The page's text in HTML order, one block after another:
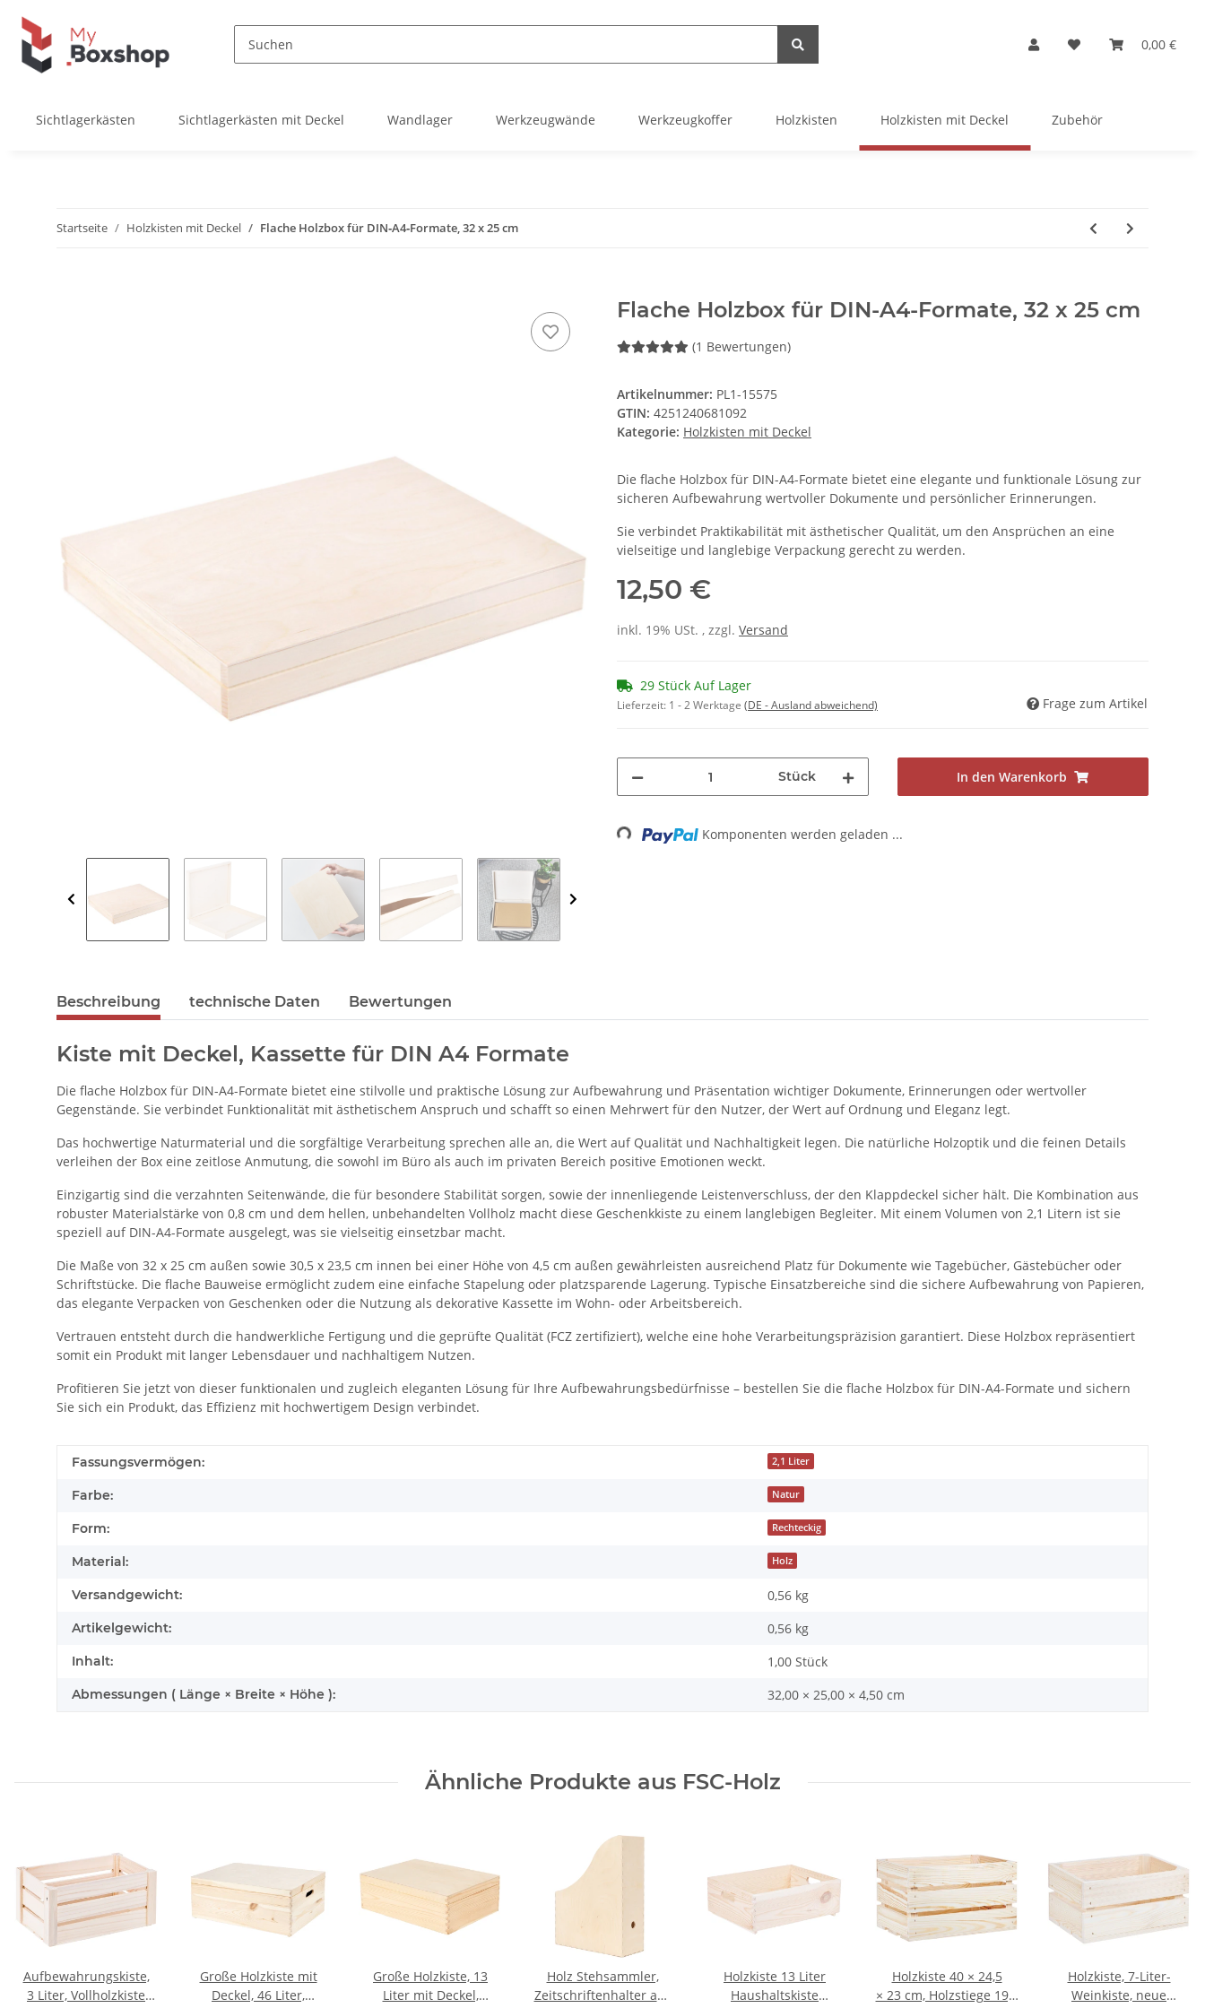
0,00 €
Sichtlagerkästen Sichtlagerkästen mit Deckel Wandlager Werkzeugwände Werkzeugkoffer Holzkisten Holzkisten mit Deckel Zubehör
Startseite Holzkisten mit Deckel Flache Holzbox für DIN‑A4‑Formate, 32 x 25 cm
Flache Holzbox für DIN‑A4‑Formate, 32 x 25 cm
(1 Bewertungen)
Artikelnummer: PL1-15575
GTIN: 4251240681092
Kategorie: Holzkisten mit Deckel
Die flache Holzbox für DIN-A4-Formate bietet eine elegante und funktionale Lösung zur
sicheren Aufbewahrung wertvoller Dokumente und persönlicher Erinnerungen.
Sie verbindet Praktikabilität mit ästhetischer Qualität, um den Ansprüchen an eine
vielseitige und langlebige Verpackung gerecht zu werden.
12,50 €
inkl. 19% USt. , zzgl. Versand
29 Stück Auf Lager
Lieferzeit: 1 - 2 Werktage (DE - Ausland abweichend) Frage zum Artikel
Stück In den Warenkorb
Loading... Komponenten werden geladen ...
Beschreibung technische Daten Bewertungen
Kiste mit Deckel, Kassette für DIN A4 Formate
Die flache Holzbox für DIN-A4-Formate bietet eine stilvolle und praktische Lösung zur Aufbewahrung und Präsentation wichtiger Dokumente, Erinnerungen oder wertvoller
Gegenstände. Sie verbindet Funktionalität mit ästhetischem Anspruch und schafft so einen Mehrwert für den Nutzer, der Wert auf Ordnung und Eleganz legt.
Das hochwertige Naturmaterial und die sorgfältige Verarbeitung sprechen alle an, die Wert auf Qualität und Nachhaltigkeit legen. Die natürliche Holzoptik und die feinen Details
verleihen der Box eine zeitlose Anmutung, die sowohl im Büro als auch im privaten Bereich positive Emotionen weckt.
Einzigartig sind die verzahnten Seitenwände, die für besondere Stabilität sorgen, sowie der innenliegende Leistenverschluss, der den Klappdeckel sicher hält. Die Kombination aus
robuster Materialstärke von 0,8 cm und dem hellen, unbehandelten Vollholz macht diese Geschenkkiste zu einem langlebigen Begleiter. Mit einem Volumen von 2,1 Litern ist sie
speziell auf DIN-A4-Formate ausgelegt, was sie vielseitig einsetzbar macht.
Die Maße von 32 x 25 cm außen sowie 30,5 x 23,5 cm innen bei einer Höhe von 4,5 cm außen gewährleisten ausreichend Platz für Dokumente wie Tagebücher, Gästebücher oder
Schriftstücke. Die flache Bauweise ermöglicht zudem eine einfache Stapelung oder platzsparende Lagerung. Typische Einsatzbereiche sind die sichere Aufbewahrung von Papieren,
das elegante Verpacken von Geschenken oder die Nutzung als dekorative Kassette im Wohn- oder Arbeitsbereich.
Vertrauen entsteht durch die handwerkliche Fertigung und die geprüfte Qualität (FCZ zertifiziert), welche eine hohe Verarbeitungspräzision garantiert. Diese Holzbox repräsentiert
somit ein Produkt mit langer Lebensdauer und nachhaltigem Nutzen.
Profitieren Sie jetzt von dieser funktionalen und zugleich eleganten Lösung für Ihre Aufbewahrungsbedürfnisse – bestellen Sie die flache Holzbox für DIN-A4-Formate und sichern
Sie sich ein Produkt, das Effizienz mit hochwertigem Design verbindet.
Fassungsvermögen: 2,1 Liter
Farbe: Natur
Form: Rechteckig
Material: Holz
Versandgewicht: 0,56 kg
Artikelgewicht: 0,56 kg
Inhalt: 1,00 Stück
Abmessungen ( Länge × Breite × Höhe ): 32,00 × 25,00 × 4,50 cm
Ähnliche Produkte aus FSC-Holz
Aufbewahrungskiste,
3 Liter, Vollholzkiste
Große Holzkiste mit
Deckel, 46 Liter,
Große Holzkiste, 13
Liter mit Deckel,
Holz Stehsammler,
Zeitschriftenhalter aus
Holzkiste 13 Liter
Haushaltskiste
Holzkiste 40 × 24,5
× 23 cm, Holzstiege 19,5
Holzkiste, 7-Liter-
Weinkiste, neue